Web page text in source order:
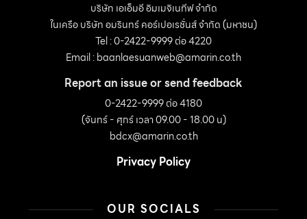
บริษัท เอเอ็มอี อิมเมจิเนทีฟ จำกัด
ในเครือ บริษัท อมรินทร์ คอร์เปอเรชั่นส์ จำกัด (มหาชน)
Tel : 0-2422-9999 ต่อ 4220
Email :baanlaesuanweb@amarin.co.th
Report an issue or send feedback
0-2422-9999 ต่อ 4180
(จันทร์ - ศุกร์ เวลา 09.00 - 18.00 น)
bdcx@amarin.co.th
Privacy Policy
OUR SOCIALS